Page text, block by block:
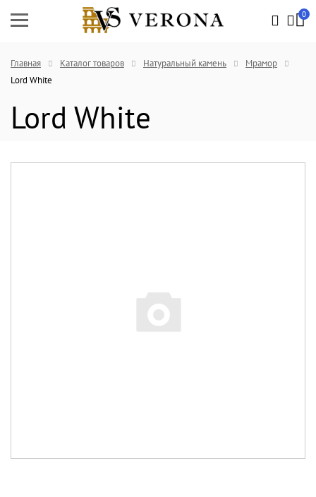
0
Главная Каталог товаров Натуральный камень
Мрамор
Lord White
Lord White